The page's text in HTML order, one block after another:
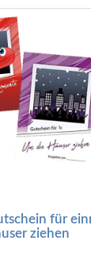
für
ziehen